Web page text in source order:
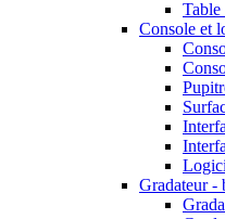
Table
Console et
Gradateur -